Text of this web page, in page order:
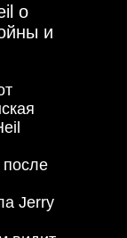
о
и
после
Jerry